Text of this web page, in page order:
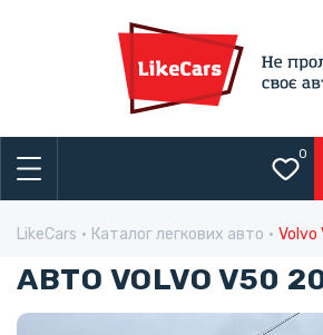
0
LikeCars Каталог легкових авто Volvo
АВТО VOLVO V50